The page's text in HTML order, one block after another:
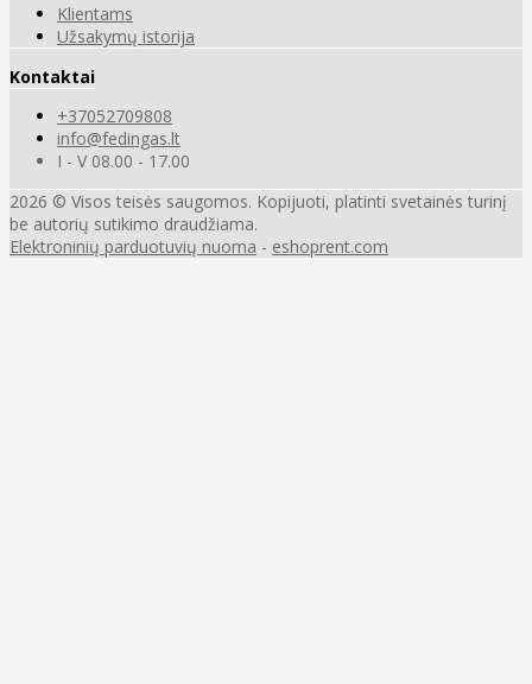
Klientams
Užsakymų istorija
Kontaktai
+37052709808
info@fedingas.lt
I - V 08.00 - 17.00
2026 © Visos teisės saugomos. Kopijuoti, platinti svetainės turinį
be autorių sutikimo draudžiama.
Elektroninių parduotuvių nuoma - eshoprent.com